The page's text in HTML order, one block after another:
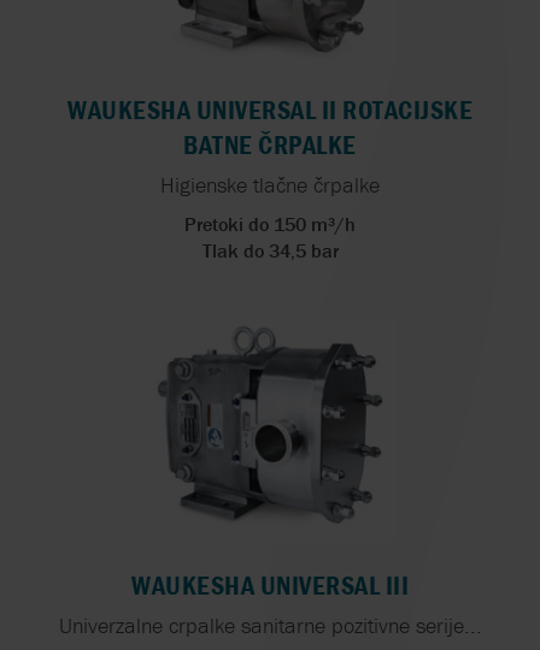
WAUKESHA UNIVERSAL II ROTACIJSKE
BATNE ČRPALKE
Higienske tlačne črpalke
Pretoki do 150 m³/h
Tlak do 34,5 bar
WAUKESHA UNIVERSAL III
Univerzalne crpalke sanitarne pozitivne serije...